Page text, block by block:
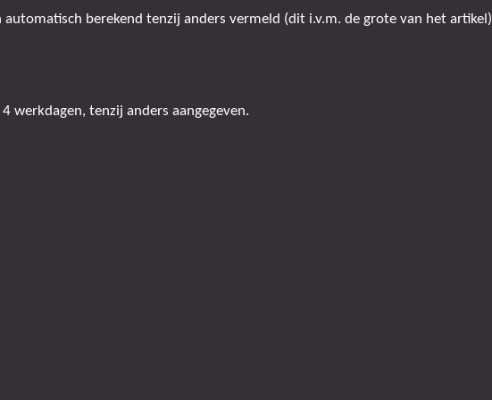
automatisch berekend tenzij anders vermeld (dit i.v.m. de grote van het artikel)
werkdagen, tenzij anders aangegeven.